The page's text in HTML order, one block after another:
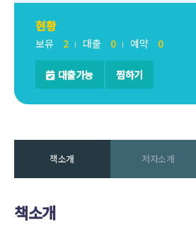
현황
보유 2 대출 0 예약 0
대출가능 찜하기
책소개 저자소개
책소개